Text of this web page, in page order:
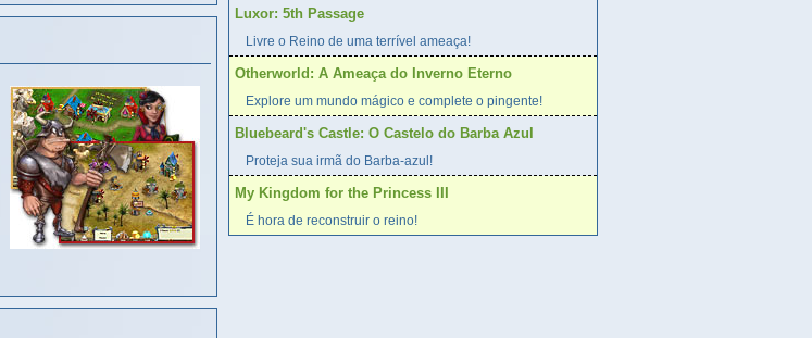
Luxor: 5th Passage
Livre o Reino de uma terrível ameaça!
Otherworld: A Ameaça do Inverno Eterno
Explore um mundo mágico e complete o pingente!
Bluebeard's Castle: O Castelo do Barba Azul
Proteja sua irmã do Barba-azul!
My Kingdom for the Princess III
É hora de reconstruir o reino!